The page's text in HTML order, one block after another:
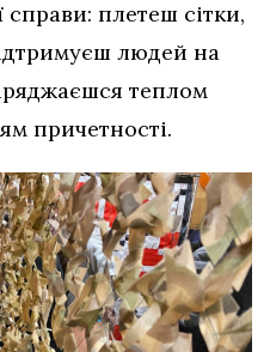
плетеш сітки,
людей на
теплом
причетності.